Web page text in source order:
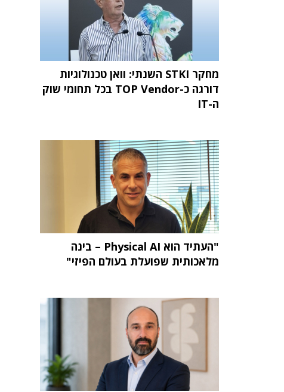
מחקר STKI השנתי: וואן טכנולוגיות
דורגה כ-TOP Vendor בכל תחומי שוק
ה-IT
"העתיד הוא Physical AI – בינה
מלאכותית שפועלת בעולם הפיזי"